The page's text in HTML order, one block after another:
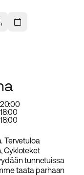
. Tervetuloa
Cykloteket
tunnetuissa
taata parhaan